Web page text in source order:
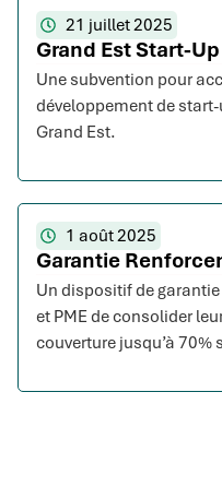
21 juillet 2025
Grand Est Start-Up
Une subvention pour
développement de
Grand Est.
1 août 2025
Garantie
Un dispositif de
et PME de consolider
couverture jusqu’à 70%